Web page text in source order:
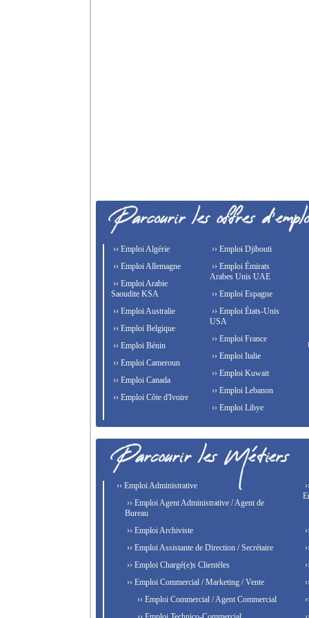
›› Emploi Algérie
›› Emploi Allemagne
›› Emploi Arabie
Saoudite KSA
›› Emploi Australie
›› Emploi Belgique
›› Emploi Bénin
›› Emploi Cameroun
›› Emploi Canada
›› Emploi Côte d'Ivoire
›› Emploi Djibouti
›› Emploi Émirats
Arabes Unis UAE
›› Emploi Espagne
›› Emploi États-Unis
USA
›› Emploi France
›› Emploi Italie
›› Emploi Kuwait
›› Emploi Lebanon
›› Emploi Libye
›› Emploi Administrative
›› Emploi Agent Administrative / Agent de
Bureau
›› Emploi Archiviste
›› Emploi Assistante de Direction / Secrétaire
›› Emploi Chargé(e)s Clientèles
›› Emploi Commercial / Marketing / Vente
›› Emploi Commercial / Agent Commercial